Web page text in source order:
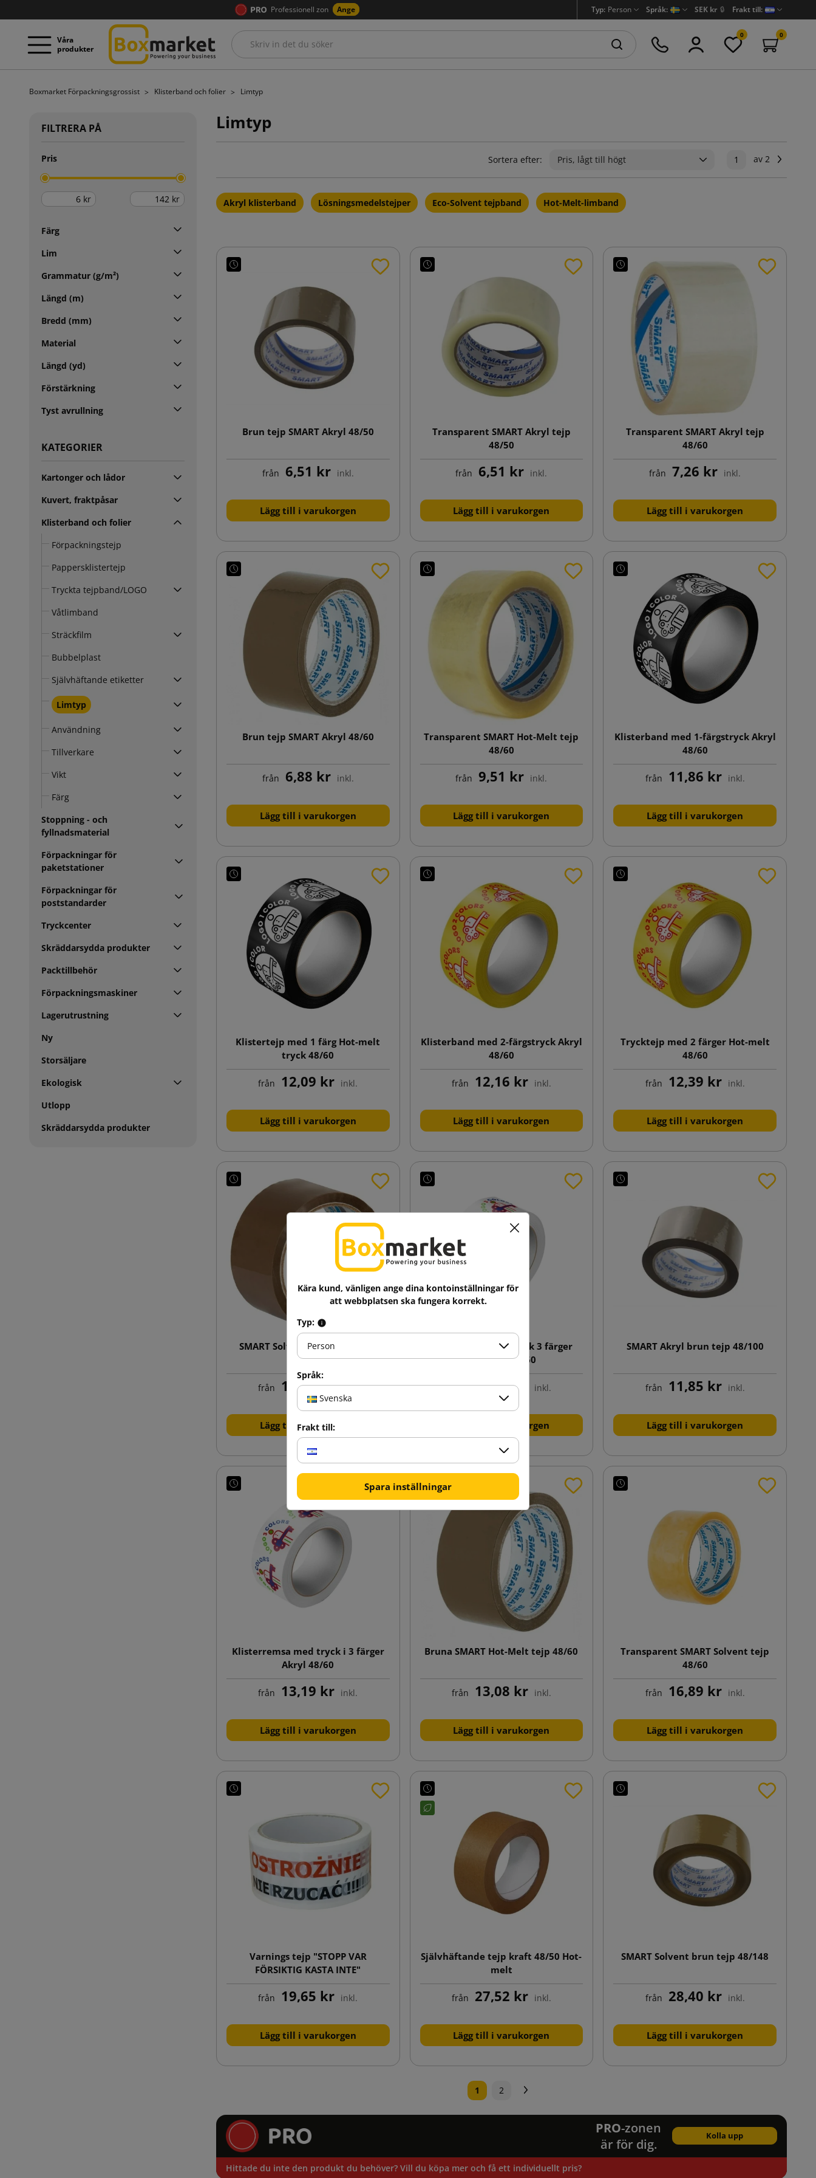
Professionell zon Ange Typ: Person Språk: SEK kr 🔒 Frakt till:
Våra
produkter
0 0
Boxmarket Förpackningsgrossist Klisterband och folier Limtyp
FILTRERA PÅ
Pris
kr kr
Färg
Lim
Grammatur (g/m²)
Längd (m)
Bredd (mm)
Material
Längd (yd)
Förstärkning
Tyst avrullning
KATEGORIER
Kartonger och lådor
Kuvert, fraktpåsar
Klisterband och folier
Förpackningstejp
Pappersklistertejp
Tryckta tejpband/LOGO
Våtlimband
Sträckfilm
Bubbelplast
Självhäftande etiketter
Limtyp
Användning
Tillverkare
Vikt
Färg
Stoppning - och
fyllnadsmaterial
Förpackningar för
paketstationer
Förpackningar för
poststandarder
Tryckcenter
Skräddarsydda produkter
Packtillbehör
Förpackningsmaskiner
Lagerutrustning
Ny
Storsäljare
Ekologisk
Utlopp
Skräddarsydda produkter
Limtyp
Sortera efter: Pris, lågt till högt 1 av 2
Akryl klisterband Lösningsmedelstejper Eco-Solvent tejpband Hot-Melt-limband
Brun tejp SMART Akryl 48/50
från 6,51 kr inkl.
Lägg till i varukorgen
Transparent SMART Akryl tejp
48/50
från 6,51 kr inkl.
Lägg till i varukorgen
Transparent SMART Akryl tejp
48/60
från 7,26 kr inkl.
Lägg till i varukorgen
Brun tejp SMART Akryl 48/60
från 6,88 kr inkl.
Lägg till i varukorgen
Transparent SMART Hot-Melt tejp
48/60
från 9,51 kr inkl.
Lägg till i varukorgen
Klisterband med 1-färgstryck Akryl
48/60
från 11,86 kr inkl.
Lägg till i varukorgen
Klistertejp med 1 färg Hot-melt
tryck 48/60
från 12,09 kr inkl.
Lägg till i varukorgen
Klisterband med 2-färgstryck Akryl
48/60
från 12,16 kr inkl.
Lägg till i varukorgen
Trycktejp med 2 färger Hot-melt
48/60
från 12,39 kr inkl.
Lägg till i varukorgen
SMART Solvent brun tejpbånd
48/60
från 12,26 kr inkl.
Lägg till i varukorgen
Klisterband med tryck 3 färger
Hot-melt 48/60
från 12,76 kr inkl.
Lägg till i varukorgen
SMART Akryl brun tejp 48/100
från 11,85 kr inkl.
Lägg till i varukorgen
Klisterremsa med tryck i 3 färger
Akryl 48/60
från 13,19 kr inkl.
Lägg till i varukorgen
Bruna SMART Hot-Melt tejp 48/60
från 13,08 kr inkl.
Lägg till i varukorgen
Transparent SMART Solvent tejp
48/60
från 16,89 kr inkl.
Lägg till i varukorgen
Varnings tejp "STOPP VAR
FÖRSIKTIG KASTA INTE"
från 19,65 kr inkl.
Lägg till i varukorgen
Självhäftande tejp kraft 48/50 Hot-
melt
från 27,52 kr inkl.
Lägg till i varukorgen
SMART Solvent brun tejp 48/148
från 28,40 kr inkl.
Lägg till i varukorgen
1 2
PRO-zonen
är för dig.
Kolla upp
Hittade du inte den produkt du behöver? Vill du köpa mer och få ett individuellt pris?
Kära kund, vänligen ange dina kontoinställningar för
att webbplatsen ska fungera korrekt.
Typ:
Person
Språk:
Svenska
Frakt till:
Spara inställningar